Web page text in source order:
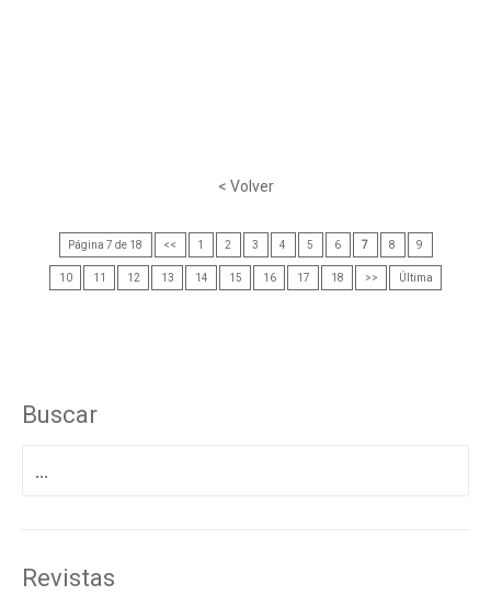
< Volver
Página 7 de 18 << 1 2 3 4 5 6 7 8 9
10 11 12 13 14 15 16 17 18 >> Última
Buscar
Revistas